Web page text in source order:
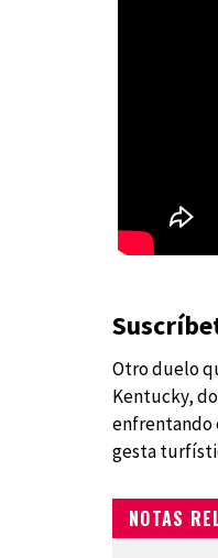
Otro duelo
Kentucky,
enfrentando
gesta
NOTAS